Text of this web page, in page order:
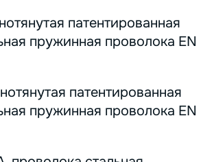
патентированная
пружинная проволока EN
патентированная
пружинная проволока EN